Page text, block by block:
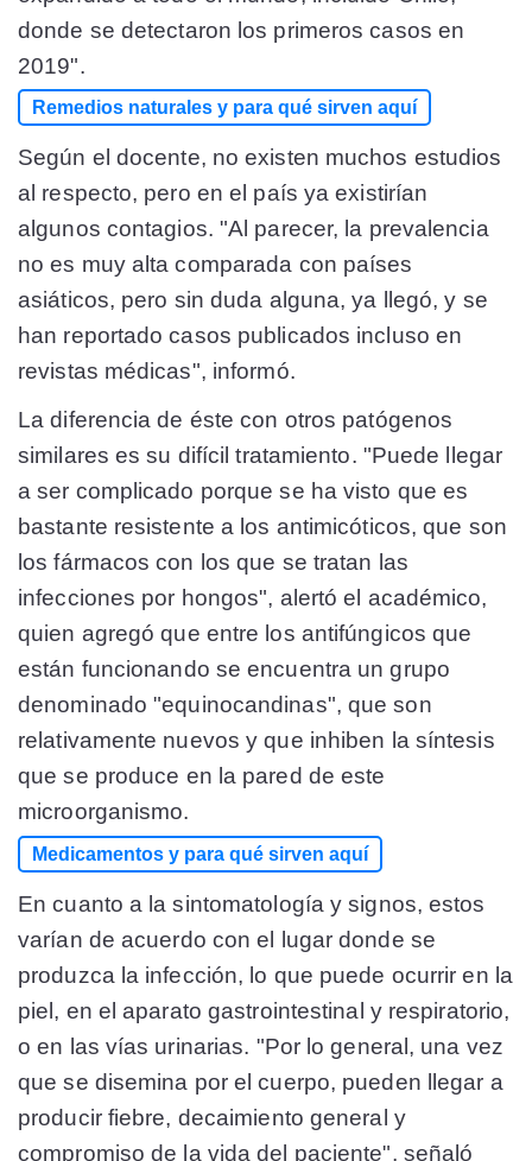
donde se detectaron los primeros casos en
2019".
Remedios naturales y para qué sirven aquí
Según el docente, no existen muchos estudios
al respecto, pero en el país ya existirían
algunos contagios. "Al parecer, la prevalencia
no es muy alta comparada con países
asiáticos, pero sin duda alguna, ya llegó, y se
han reportado casos publicados incluso en
revistas médicas", informó.
La diferencia de éste con otros patógenos
similares es su difícil tratamiento. "Puede llegar
a ser complicado porque se ha visto que es
bastante resistente a los antimicóticos, que son
los fármacos con los que se tratan las
infecciones por hongos", alertó el académico,
quien agregó que entre los antifúngicos que
están funcionando se encuentra un grupo
denominado "equinocandinas", que son
relativamente nuevos y que inhiben la síntesis
que se produce en la pared de este
microorganismo.
Medicamentos y para qué sirven aquí
En cuanto a la sintomatología y signos, estos
varían de acuerdo con el lugar donde se
produzca la infección, lo que puede ocurrir en la
piel, en el aparato gastrointestinal y respiratorio,
o en las vías urinarias. "Por lo general, una vez
que se disemina por el cuerpo, pueden llegar a
producir fiebre, decaimiento general y
compromiso de la vida del paciente", señaló